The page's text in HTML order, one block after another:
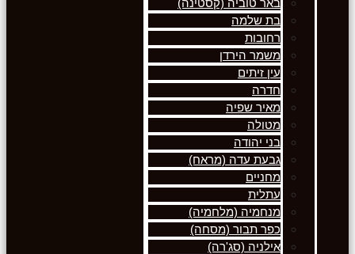
באר טוביה (קסטינה)
בת שלמה
רחובות
משמר הירדן
עין זיתים
חדרה
מאיר שפיה
מטולה
בני יהודה
גבעת עדה (מראח)
מחניים
עתלית
מנחמיה (מלחמיה)
כפר תבור (מסחה)
אילניה (סג'רה)